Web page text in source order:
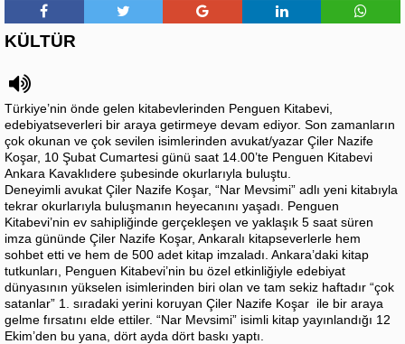
KÜLTÜR
Türkiye’nin önde gelen kitabevlerinden Penguen Kitabevi,
edebiyatseverleri bir araya getirmeye devam ediyor. Son zamanların
çok okunan ve çok sevilen isimlerinden avukat/yazar Çiler Nazife
Koşar, 10 Şubat Cumartesi günü saat 14.00’te Penguen Kitabevi
Ankara Kavaklıdere şubesinde okurlarıyla buluştu.
Deneyimli avukat Çiler Nazife Koşar, “Nar Mevsimi” adlı yeni kitabıyla
tekrar okurlarıyla buluşmanın heyecanını yaşadı. Penguen
Kitabevi’nin ev sahipliğinde gerçekleşen ve yaklaşık 5 saat süren
imza gününde Çiler Nazife Koşar, Ankaralı kitapseverlerle hem
sohbet etti ve hem de 500 adet kitap imzaladı. Ankara’daki kitap
tutkunları, Penguen Kitabevi’nin bu özel etkinliğiyle edebiyat
dünyasının yükselen isimlerinden biri olan ve tam sekiz haftadır “çok
satanlar” 1. sıradaki yerini koruyan Çiler Nazife Koşar ile bir araya
gelme fırsatını elde ettiler. “Nar Mevsimi” isimli kitap yayınlandığı 12
Ekim’den bu yana, dört ayda dört baskı yaptı.